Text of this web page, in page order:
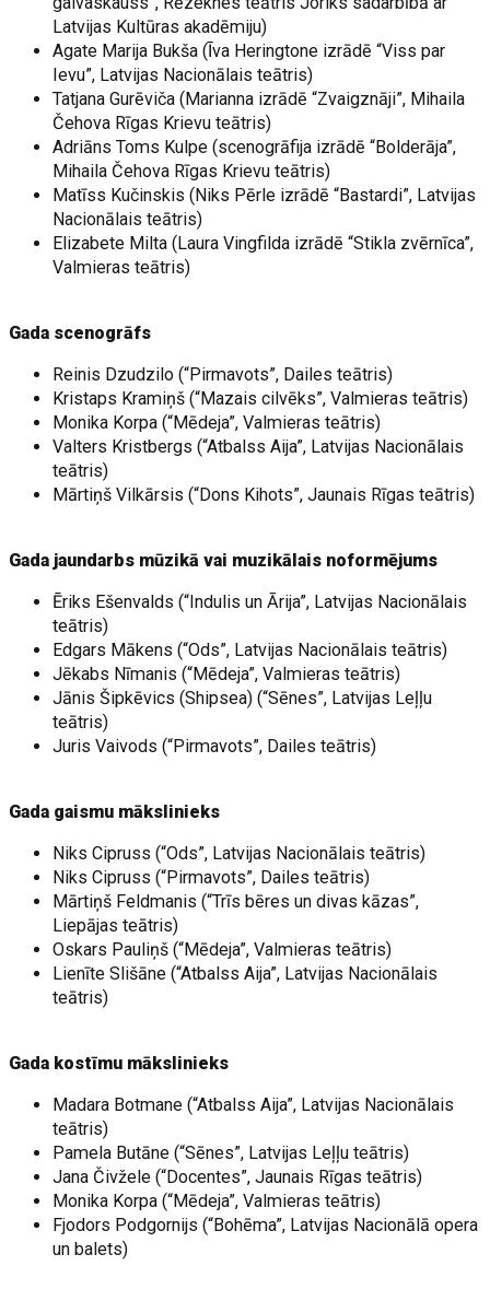
Latvijas Kultūras akadēmiju)
Agate Marija Bukša (Īva Heringtone izrādē “Viss par
Ievu”, Latvijas Nacionālais teātris)
Tatjana Gurēviča (Marianna izrādē “Zvaigznāji”, Mihaila
Čehova Rīgas Krievu teātris)
Adriāns Toms Kulpe (scenogrāfija izrādē “Bolderāja”,
Mihaila Čehova Rīgas Krievu teātris)
Matīss Kučinskis (Niks Pērle izrādē “Bastardi”, Latvijas
Nacionālais teātris)
Elizabete Milta (Laura Vingfilda izrādē “Stikla zvērnīca”,
Valmieras teātris)
Gada scenogrāfs
Reinis Dzudzilo (“Pirmavots”, Dailes teātris)
Kristaps Kramiņš (“Mazais cilvēks”, Valmieras teātris)
Monika Korpa (“Mēdeja”, Valmieras teātris)
Valters Kristbergs (“Atbalss Aija”, Latvijas Nacionālais
teātris)
Mārtiņš Vilkārsis (“Dons Kihots”, Jaunais Rīgas teātris)
Gada jaundarbs mūzikā vai muzikālais noformējums
Ēriks Ešenvalds (“Indulis un Ārija”, Latvijas Nacionālais
teātris)
Edgars Mākens (“Ods”, Latvijas Nacionālais teātris)
Jēkabs Nīmanis (“Mēdeja”, Valmieras teātris)
Jānis Šipkēvics (Shipsea) (“Sēnes”, Latvijas Leļļu
teātris)
Juris Vaivods (“Pirmavots”, Dailes teātris)
Gada gaismu mākslinieks
Niks Cipruss (“Ods”, Latvijas Nacionālais teātris)
Niks Cipruss (“Pirmavots”, Dailes teātris)
Mārtiņš Feldmanis (“Trīs bēres un divas kāzas”,
Liepājas teātris)
Oskars Pauliņš (“Mēdeja”, Valmieras teātris)
Lienīte Slišāne (“Atbalss Aija”, Latvijas Nacionālais
teātris)
Gada kostīmu mākslinieks
Madara Botmane (“Atbalss Aija”, Latvijas Nacionālais
teātris)
Pamela Butāne (“Sēnes”, Latvijas Leļļu teātris)
Jana Čivžele (“Docentes”, Jaunais Rīgas teātris)
Monika Korpa (“Mēdeja”, Valmieras teātris)
Fjodors Podgornijs (“Bohēma”, Latvijas Nacionālā opera
un balets)